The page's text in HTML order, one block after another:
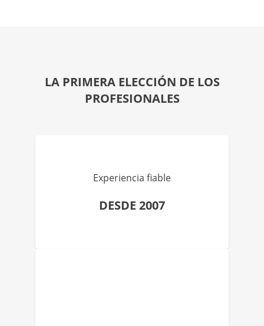
LA PRIMERA ELECCIÓN DE LOS
PROFESIONALES
Experiencia fiable
DESDE 2007